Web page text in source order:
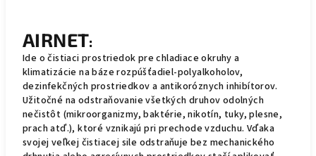
AIRNET:
Ide o čistiaci prostriedok pre chladiace okruhy a
klimatizácie na báze rozpúšťadiel-polyalkoholov,
dezinfekčných prostriedkov a antikoróznych inhibítorov.
Užitočné na odstraňovanie všetkých druhov odolných
nečistôt (mikroorganizmy, baktérie, nikotín, tuky, plesne,
prach atď.), ktoré vznikajú pri prechode vzduchu. Vďaka
svojej veľkej čistiacej sile odstraňuje bez mechanického